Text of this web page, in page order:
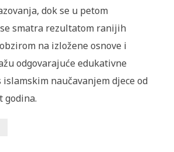
dok se u petom
smatra rezultatom ranijih
na izložene osnove i
odgovarajuće edukativne
islamskim naučavanjem djece od
godina.